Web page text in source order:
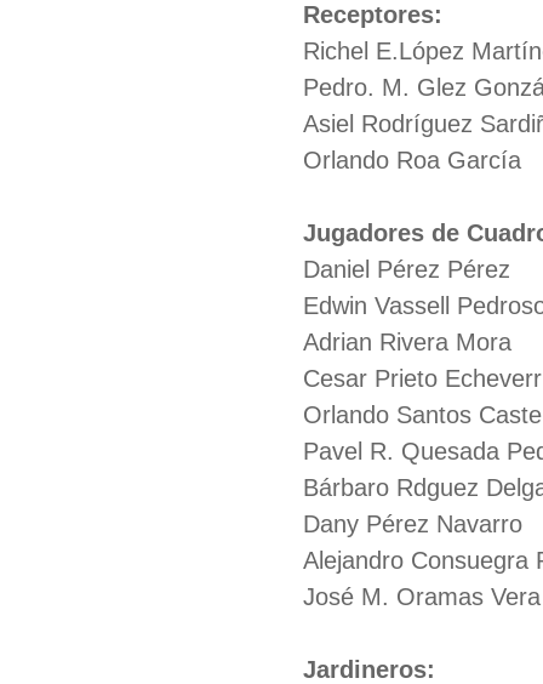
Receptores:
Richel E.López
Pedro. M. Glez
Asiel Rodríguez
Orlando Roa García
Jugadores de
Daniel Pérez Pérez
Edwin Vassell
Adrian Rivera Mora
Cesar Prieto
Orlando Santos
Pavel R. Quesada
Bárbaro Rdguez
Dany Pérez Navarro
Alejandro Consuegra
José M. Oramas Vera
Jardineros: